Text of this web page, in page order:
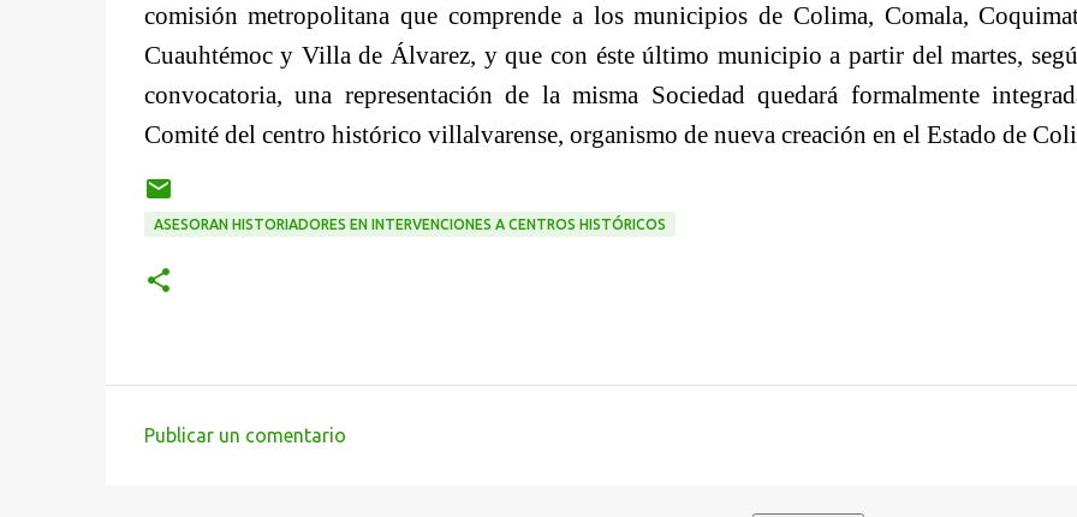
comisión metropolitana que comprende a los municipios de Colima, Comala,
Cuauhtémoc y Villa de Álvarez, y que con éste último municipio a partir del martes,
convocatoria, una representación de la misma Sociedad quedará formalmente
Comité del centro histórico villalvarense, organismo de nueva creación en el Estado de
ASESORAN HISTORIADORES EN INTERVENCIONES A CENTROS HISTÓRICOS
Publicar un comentario